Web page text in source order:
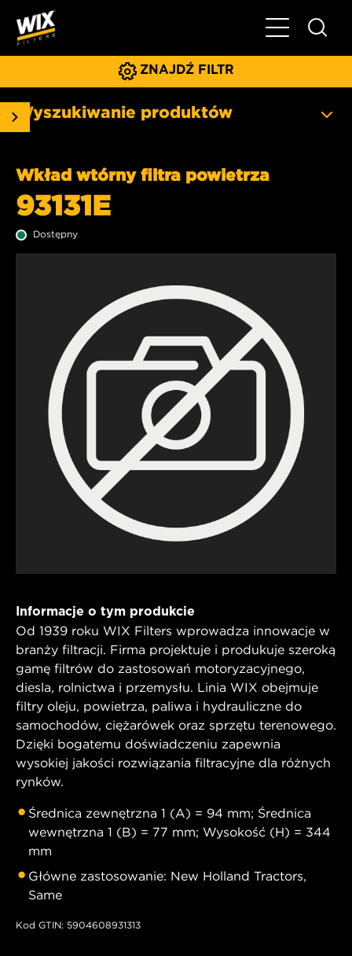
Pokaż/ukryj
ZNAJDŹ FILTR
Wyszukiwanie produktów
Wkład wtórny filtra powietrza
93131E
Dostępny
Informacje o tym produkcie
Od 1939 roku WIX Filters wprowadza innowacje w
branży filtracji. Firma projektuje i produkuje szeroką
gamę filtrów do zastosowań motoryzacyjnego,
diesla, rolnictwa i przemysłu. Linia WIX obejmuje
filtry oleju, powietrza, paliwa i hydrauliczne do
samochodów, ciężarówek oraz sprzętu terenowego.
Dzięki bogatemu doświadczeniu zapewnia
wysokiej jakości rozwiązania filtracyjne dla różnych
rynków.
Średnica zewnętrzna 1 (A) = 94 mm; Średnica
wewnętrzna 1 (B) = 77 mm; Wysokość (H) = 344
mm
Główne zastosowanie: New Holland Tractors,
Same
Kod GTIN: 5904608931313